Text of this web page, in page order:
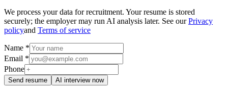
We process your data for recruitment. Your resume is stored
securely; the employer may run AI analysis later. See our Privacy
policyand Terms of service
Name *
Email *
Phone
Send resume AI interview now